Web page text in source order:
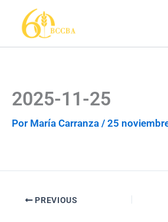
contenido
2025-11-25
Por María Carranza / 25
PREVIOUS